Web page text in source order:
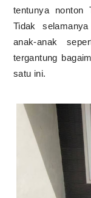
tentunya nonton
Tidak
anak-anak
tergantung
satu ini.